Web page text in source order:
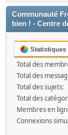
Communauté
bien ! - Centre
Statistiques
Total des
Total des
Total des sujets:
Total des
Membres en
Connexions